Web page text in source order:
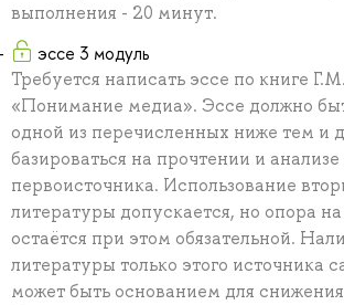
выполнения - 20 минут.
эссе 3 модуль
Требуется написать эссе по книге
«Понимание медиа». Эссе должно
одной из перечисленных ниже тем и
базироваться на прочтении и анализе
первоисточника. Использование
литературы допускается, но опора
остаётся при этом обязательной.
литературы только этого источника
может быть основанием для